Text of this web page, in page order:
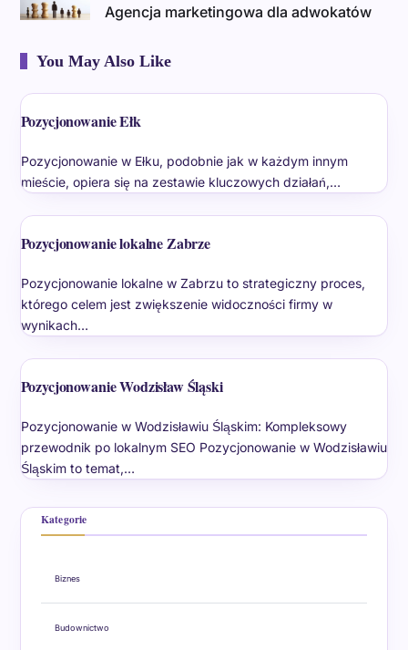
Agencja marketingowa dla adwokatów
You May Also Like
Pozycjonowanie Ełk
Pozycjonowanie w Ełku, podobnie jak w każdym innym
mieście, opiera się na zestawie kluczowych działań,…
Pozycjonowanie lokalne Zabrze
Pozycjonowanie lokalne w Zabrzu to strategiczny proces,
którego celem jest zwiększenie widoczności firmy w
wynikach…
Pozycjonowanie Wodzisław Śląski
Pozycjonowanie w Wodzisławiu Śląskim: Kompleksowy
przewodnik po lokalnym SEO Pozycjonowanie w Wodzisławiu
Śląskim to temat,…
Kategorie
Biznes
Budownictwo